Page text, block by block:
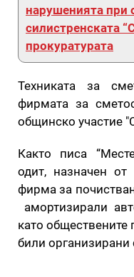
нарушенията при
силистренската
прокуратурата
Техниката за
фирмата за
общинско участие
Както писа
одит, назначен
фирма за
амортизирали
като обществените
били